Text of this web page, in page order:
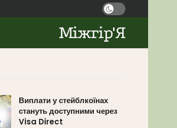
Міжгір'Я
Виплати у стейблкоїнах
стануть доступними через
Visa Direct